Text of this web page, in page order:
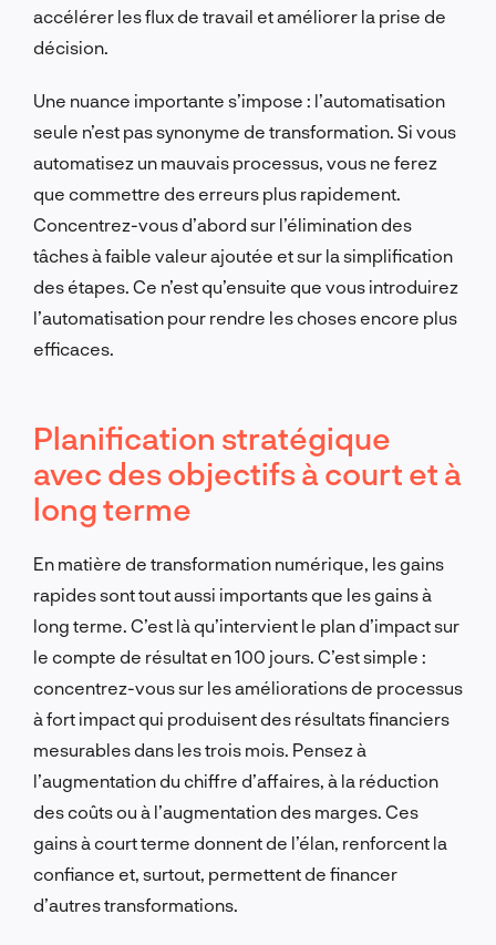
accélérer les flux de travail et améliorer la prise de
décision.
Une nuance importante s’impose : l’automatisation
seule n’est pas synonyme de transformation. Si vous
automatisez un mauvais processus, vous ne ferez
que commettre des erreurs plus rapidement.
Concentrez-vous d’abord sur l’élimination des
tâches à faible valeur ajoutée et sur la simplification
des étapes. Ce n’est qu’ensuite que vous introduirez
l’automatisation pour rendre les choses encore plus
efficaces.
Planification stratégique
avec des objectifs à court et à
long terme
En matière de transformation numérique, les gains
rapides sont tout aussi importants que les gains à
long terme. C’est là qu’intervient le plan d’impact sur
le compte de résultat en 100 jours. C’est simple :
concentrez-vous sur les améliorations de processus
à fort impact qui produisent des résultats financiers
mesurables dans les trois mois. Pensez à
l’augmentation du chiffre d’affaires, à la réduction
des coûts ou à l’augmentation des marges. Ces
gains à court terme donnent de l’élan, renforcent la
confiance et, surtout, permettent de financer
d’autres transformations.